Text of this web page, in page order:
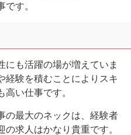
す。
にも活躍の場が増えていま
経験を積むことによりスキ
い仕事です。
の最大のネックは、経験者
求人はかなり貴重です。